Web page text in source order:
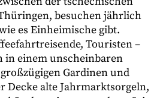
besuchen jährlich
es Einheimische gibt.
Touristen –
in einem unscheinbaren
Gardinen und
Deckealte Jahrmarktsorgeln,